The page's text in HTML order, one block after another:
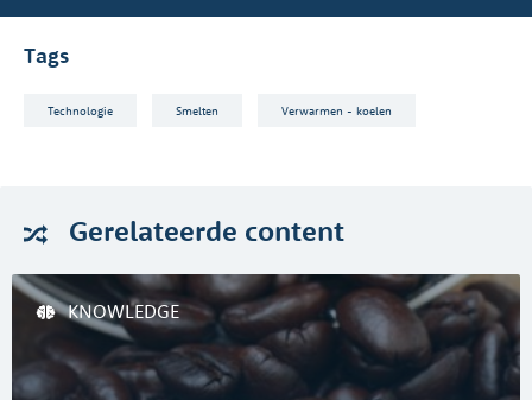
Tags
Technologie Smelten Verwarmen - koelen
Gerelateerde content
KNOWLEDGE